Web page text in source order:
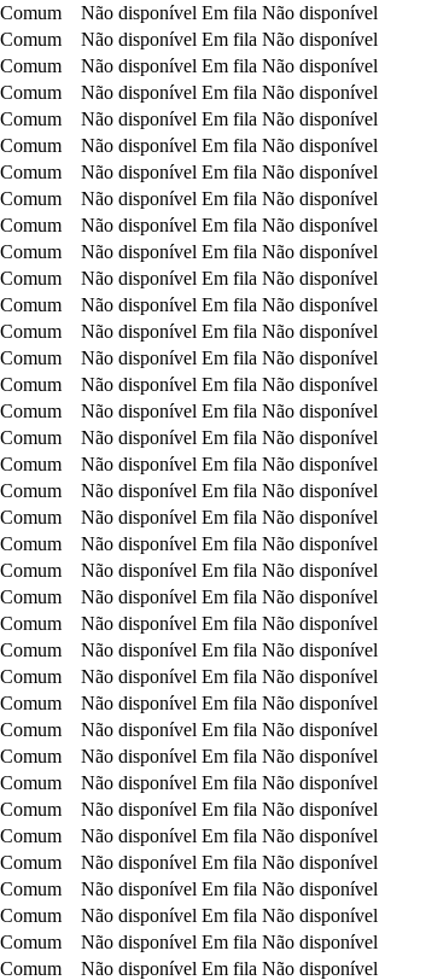
Comum Não disponível Em fila Não disponível
Comum Não disponível Em fila Não disponível
Comum Não disponível Em fila Não disponível
Comum Não disponível Em fila Não disponível
Comum Não disponível Em fila Não disponível
Comum Não disponível Em fila Não disponível
Comum Não disponível Em fila Não disponível
Comum Não disponível Em fila Não disponível
Comum Não disponível Em fila Não disponível
Comum Não disponível Em fila Não disponível
Comum Não disponível Em fila Não disponível
Comum Não disponível Em fila Não disponível
Comum Não disponível Em fila Não disponível
Comum Não disponível Em fila Não disponível
Comum Não disponível Em fila Não disponível
Comum Não disponível Em fila Não disponível
Comum Não disponível Em fila Não disponível
Comum Não disponível Em fila Não disponível
Comum Não disponível Em fila Não disponível
Comum Não disponível Em fila Não disponível
Comum Não disponível Em fila Não disponível
Comum Não disponível Em fila Não disponível
Comum Não disponível Em fila Não disponível
Comum Não disponível Em fila Não disponível
Comum Não disponível Em fila Não disponível
Comum Não disponível Em fila Não disponível
Comum Não disponível Em fila Não disponível
Comum Não disponível Em fila Não disponível
Comum Não disponível Em fila Não disponível
Comum Não disponível Em fila Não disponível
Comum Não disponível Em fila Não disponível
Comum Não disponível Em fila Não disponível
Comum Não disponível Em fila Não disponível
Comum Não disponível Em fila Não disponível
Comum Não disponível Em fila Não disponível
Comum Não disponível Em fila Não disponível
Comum Não disponível Em fila Não disponível